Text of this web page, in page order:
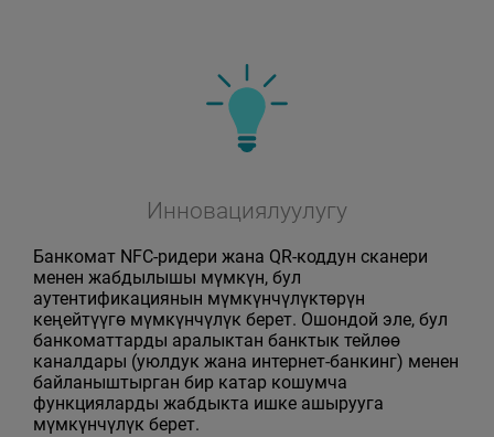
Инновациялуулугу
Банкомат NFC-ридери жана QR-коддун сканери
менен жабдылышы мүмкүн, бул
аутентификациянын мүмкүнчүлүктөрүн
кеңейтүүгө мүмкүнчүлүк берет. Ошондой эле, бул
банкоматтарды аралыктан банктык тейлөө
каналдары (уюлдук жана интернет-банкинг) менен
байланыштырган бир катар кошумча
функцияларды жабдыкта ишке ашырууга
мүмкүнчүлүк берет.